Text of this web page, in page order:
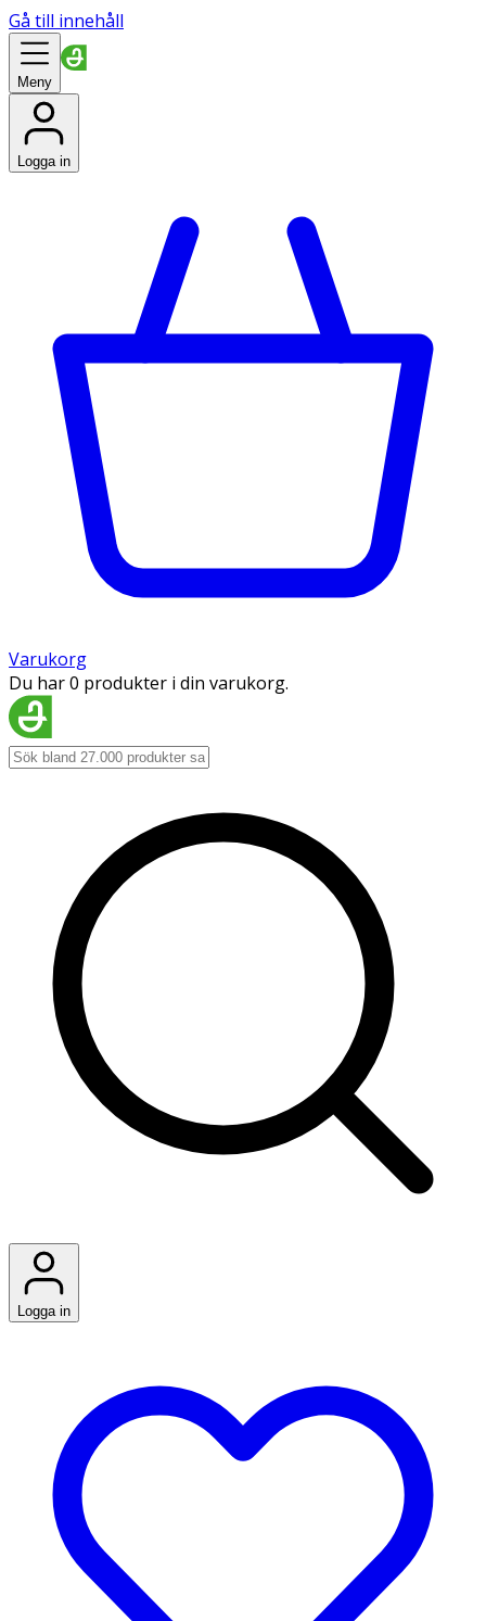
Gå till innehåll
Meny
Logga in
Varukorg
Du har 0 produkter i din varukorg.
Logga in